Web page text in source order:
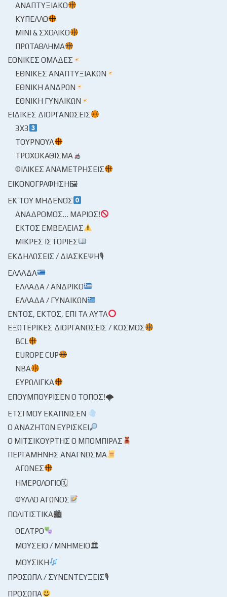
ΑΝΑΠΤΥΞΙΑΚΌ
ΚΎΠΕΛΛΟ
ΜΊΝΙ & ΣΧΟΛΙΚΌ
ΠΡΩΤΆΘΛΗΜΑ
ΕΘΝΙΚΈΣ ΟΜΆΔΕΣ
ΕΘΝΙΚΈΣ ΑΝΑΠΤΥΞΙΑΚΏΝ
ΕΘΝΙΚΉ ΑΝΔΡΏΝ
ΕΘΝΙΚΉ ΓΥΝΑΙΚΏΝ
ΕΙΔΙΚΈΣ ΔΙΟΡΓΑΝΏΣΕΙΣ
3X3
ΤΟΥΡΝΟΥΆ
ΤΡΟΧΟΚΆΘΙΣΜΑ
ΦΙΛΙΚΈΣ ΑΝΑΜΕΤΡΉΣΕΙΣ
ΕΙΚΟΝΟΓΡΆΦΗΣΗ🖼
ΕΚ ΤΟΥ ΜΗΔΕΝΌΣ
ΑΝΆΔΡΟΜΟΣ… ΜΆΡΙΟΣ!
ΕΚΤΌΣ ΕΜΒΈΛΕΙΑΣ
ΜΙΚΡΈΣ ΙΣΤΟΡΊΕΣ
ΕΚΔΗΛΏΣΕΙΣ / ΔΙΆΣΚΕΨΗ🎙
ΕΛΛΆΔΑ
ΕΛΛΆΔΑ / ΑΝΔΡΙΚΌ
ΕΛΛΆΔΑ / ΓΥΝΑΙΚΏΝ
ΕΝΤΌΣ, ΕΚΤΌΣ, ΕΠΊ ΤΑ ΑΥΤΆ
ΕΞΩΤΕΡΙΚΈΣ ΔΙΟΡΓΑΝΏΣΕΙΣ / ΚΌΣΜΟΣ
BCL
EUROPE CUP
NBA
ΕΥΡΩΛΊΓΚΑ
ΕΠΟΥΜΠΟΎΡΙΣΕΝ Ο ΤΌΠΟΣ!🌩
ΈΤΣΙ ΜΟΥ ΕΚΆΠΝΙΣΕΝ
Ο ΑΝΑΖΗΤΏΝ ΕΥΡΊΣΚΕΙ
Ο ΜΙΤΣΙΚΟΥΡΤΉΣ Ο ΜΠΌΜΠΙΡΑΣ
ΠΕΡΓΑΜΗΝΉΣ ΑΝΆΓΝΩΣΜΑ
ΑΓΏΝΕΣ
ΗΜΕΡΟΛΌΓΙΟ🗓
ΦΎΛΛΟ ΑΓΏΝΟΣ
ΠΟΛΙΤΙΣΤΙΚΆ🏙
ΘΈΑΤΡΟ
ΜΟΥΣΕΊΟ / ΜΝΗΜΕΊΟ🏛
ΜΟΥΣΙΚΉ
ΠΡΌΣΩΠΑ / ΣΥΝΕΝΤΕΎΞΕΙΣ🎙
ΠΡΌΣΩΠΑ